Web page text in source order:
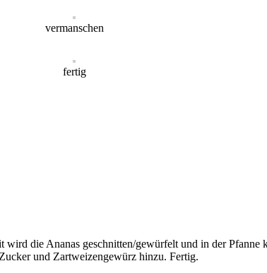
vermanschen
fertig
die Ananas geschnitten/gewürfelt und in der
und Zartweizengewürz hinzu. Fertig.